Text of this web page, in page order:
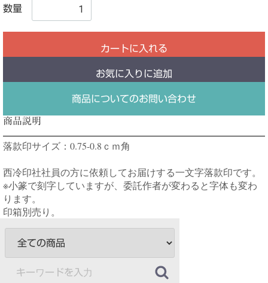
数量
カートに入れる
お気に入りに追加
商品についてのお問い合わせ
商品説明
落款印サイズ：0.75-0.8ｃｍ角
西冷印社社員の方に依頼してお届けする一文字落款印です。
※小篆で刻字していますが、委託作者が変わると字体も変わ
ります。
印箱別売り。